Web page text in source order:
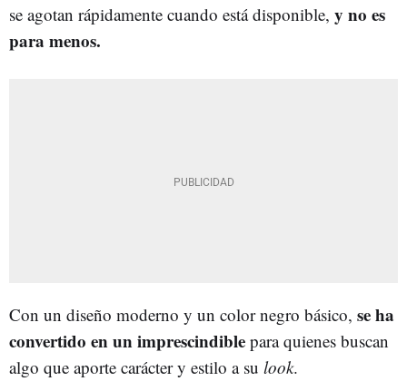
se agotan rápidamente cuando está disponible, y no es
para menos.
Con un diseño moderno y un color negro básico, se ha
convertido en un imprescindible para quienes buscan
algo que aporte carácter y estilo a su look.